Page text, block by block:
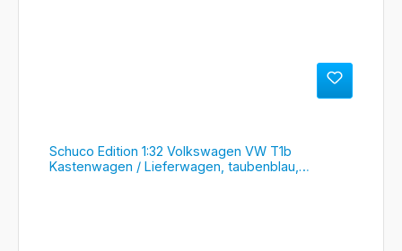
Schuco Edition 1:32 Volkswagen VW T1b
Kastenwagen / Lieferwagen, taubenblau,